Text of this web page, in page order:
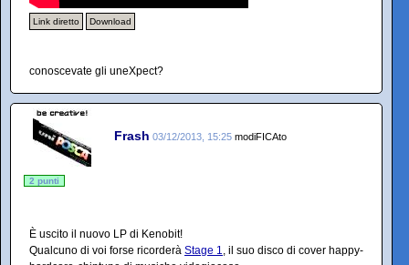
Link diretto Download
conoscevate gli uneXpect?
Frash 03/12/2013, 15:25 modiFICAto
2 punti
È uscito il nuovo LP di Kenobit!
Qualcuno di voi forse ricorderà Stage 1, il suo disco di cover happy-